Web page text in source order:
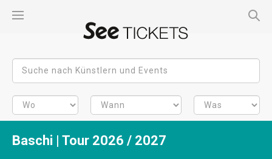
Baschi | Tour 2026 / 2027